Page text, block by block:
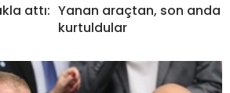
attı: Yanan araçtan, son anda
kurtuldular